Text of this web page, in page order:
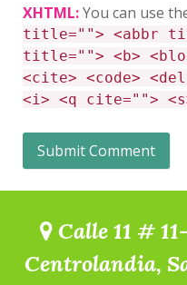
XHTML:You can use
title=""> <abbr
title=""> <b>
<cite> <code>
<i> <q cite="">
Calle 11 #
Centrolandia,